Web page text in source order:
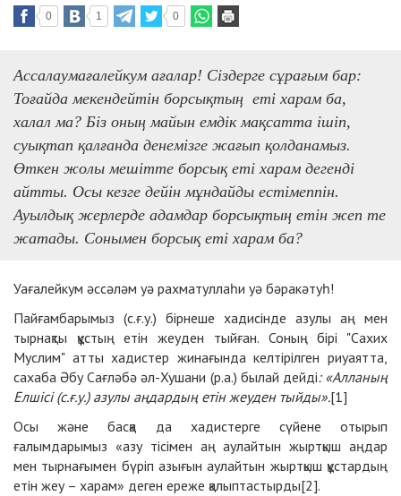
0 1 0
Ассалаумағалейкум ағалар! Сіздерге сұрағым бар:
Тоғайда мекендейтін борсықтың еті харам ба,
халал ма? Біз оның майын емдік мақсатта ішіп,
суықтап қалғанда денемізге жағып қолданамыз.
Өткен жолы мешітте борсық еті харам дегенді
айтты. Осы кезге дейін мұндайды естімеппін.
Ауылдық жерлерде адамдар борсықтың етін жеп те
жатады. Сонымен борсық еті харам ба?
Уағалейкум әссәләм уә рахматуллаһи уә бәракәтуһ!
Пайғамбарымыз (с.ғ.у.) бірнеше хадисінде азулы аң мен
тырнақты құстың етін жеуден тыйған. Соның бірі "Сахих
Муслим" атты хадистер жинағында келтірілген риуаятта,
сахаба Әбу Сағләбә әл-Хушани (р.а.) былай дейді: «Алланың
Елшісі (с.ғ.у.) азулы аңдардың етін жеуден тыйды».[1]
Осы және басқа да хадистерге сүйене отырып
ғалымдарымыз «азу тісімен аң аулайтын жыртқыш аңдар
мен тырнағымен бүріп азығын аулайтын жыртқыш құстардың
етін жеу – харам» деген ереже қалыптастырды[2].